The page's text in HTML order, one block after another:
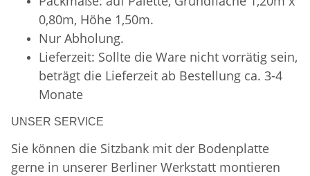
0,80m, Höhe 1,50m.
Nur Abholung.
Lieferzeit: Sollte die Ware nicht vorrätig sein,
beträgt die Lieferzeit ab Bestellung ca. 3-4
Monate
UNSER SERVICE
Sie können die Sitzbank mit der Bodenplatte
gerne in unserer Berliner Werkstatt montieren